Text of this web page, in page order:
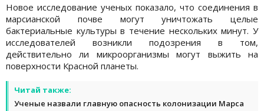
Новое исследование ученых показало, что соединения в
марсианской почве могут уничтожать целые
бактериальные культуры в течение нескольких минут. У
исследователей возникли подозрения в том,
действительно ли микроорганизмы могут выжить на
поверхности Красной планеты.
Читай также:
Ученые назвали главную опасность колонизации Марса